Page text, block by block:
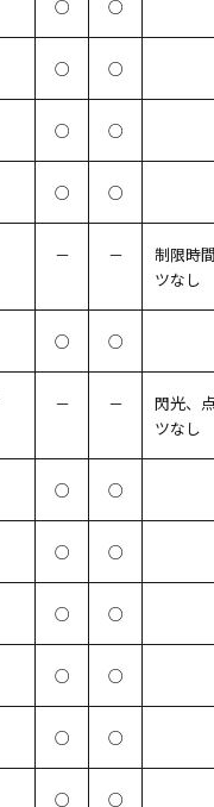
○ ○
○ ○
○ ○
○ ○
－ －
制限時
ツなし
○ ○
－ －
閃光、
ツなし
○ ○
○ ○
○ ○
○ ○
○ ○
○ ○